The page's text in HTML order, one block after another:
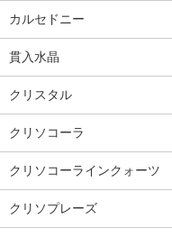
カルセドニー
貫入水晶
クリスタル
クリソコーラ
クリソコーラインクォーツ
クリソプレーズ